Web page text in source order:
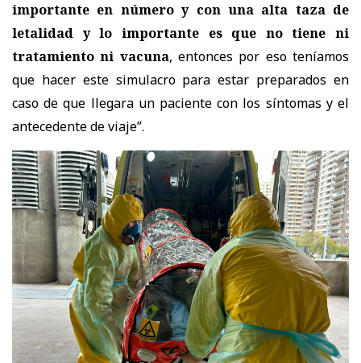
importante en número y con una alta taza de
letalidad y lo importante es que no tiene ni
tratamiento ni vacuna, entonces por eso teníamos
que hacer este simulacro para estar preparados en
caso de que llegara un paciente con los síntomas y el
antecedente de viaje”.